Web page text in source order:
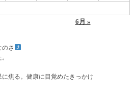
6月 »
のさ
焦る。健康に目覚めたきっかけ